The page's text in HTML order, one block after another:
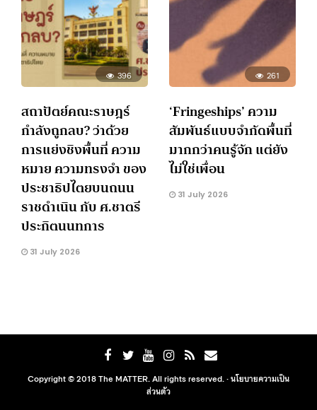
396
สถาปัตย์คณะราษฎร์
กำลังถูกลบ? ว่าด้วย
การแย่งชิงพื้นที่ ความ
หมาย ความทรงจำ ของ
ประชาธิปไตยบนถนน
ราชดำเนิน กับ ศ.ชาตรี
ประกิตนนทการ
31 July 2026
261
‘Fringeships’ ความ
สัมพันธ์แบบจำกัดพื้นที่
มากกว่าคนรู้จัก แต่ยัง
ไม่ใช่เพื่อน
31 July 2026
Copyright © 2018 The MATTER. All rights reserved. ·นโยบายความเป็น
ส่วนตัว